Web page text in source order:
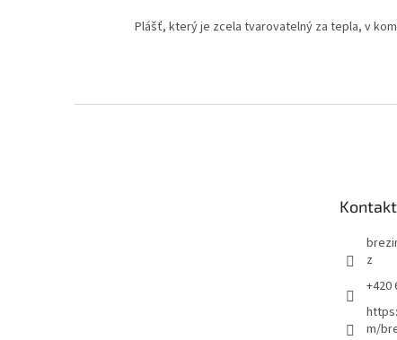
Plášť, který je zcela tvarovatelný za tepla, v
Kontakt
z
+420
m/